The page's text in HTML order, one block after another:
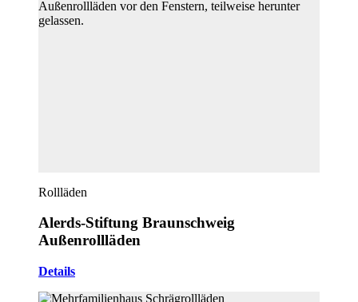
Rollläden
Alerds-Stiftung Braunschweig
Außenrollläden
Details